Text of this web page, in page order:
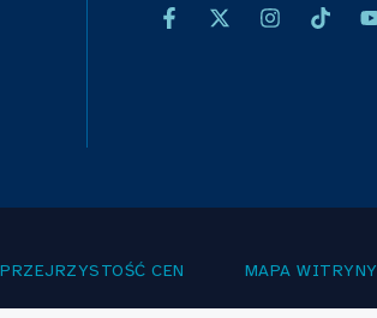
PRZEJRZYSTOŚĆ CEN MAPA WITRYNY